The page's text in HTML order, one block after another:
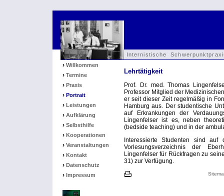
Internistische
› Willkommen
› Termine
› Praxis
› Portrait
› Leistungen
› Aufklärung
› Selbsthilfe
› Kooperationen
› Veranstaltungen
› Kontakt
› Datenschutz
› Impressum
Lehrtätigkeit
Prof. Dr. med.Thomas
Professor Mitglied der
er seit dieser Zeit regelmäßig in
Hamburg aus. Der studentische
auf Erkrankungen der
Lingenfelser ist es, neben
(bedside teaching) und in der
Interessierte Studenten sind auf
Vorlesungsverzeichnis der
Lingenfelser für Rückfragen zu
31) zur Verfügung.